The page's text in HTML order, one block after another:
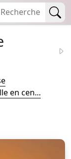
en cen...